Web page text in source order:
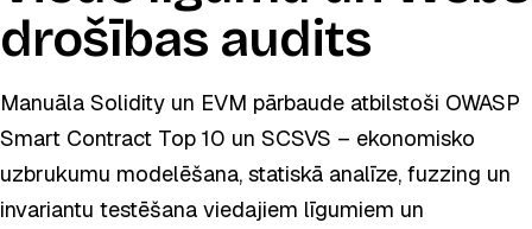
drošības audits
Manuāla Solidity un EVM pārbaude atbilstoši OWASP
Smart Contract Top 10 un SCSVS – ekonomisko
uzbrukumu modelēšana, statiskā analīze, fuzzing un
invariantu testēšana viedajiem līgumiem un